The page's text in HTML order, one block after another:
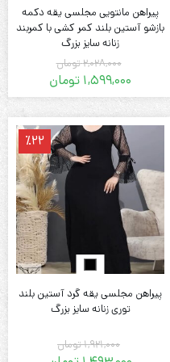
پیراهن مانتویی مجلسی یقه دکمه
بازشو آستین بلند کمر کشی با کمربند
زنانه سایز بزرگ
2,028,000تومان
قیمت
اصلی:
2,028,000 تومان
بود.
1,599,000 تومان
قیمت
فعلی:
1,599,000 تومان.
٪22
پیراهن مجلسی یقه گرد آستین بلند
توری زنانه سایز بزرگ
1,921,000تومان